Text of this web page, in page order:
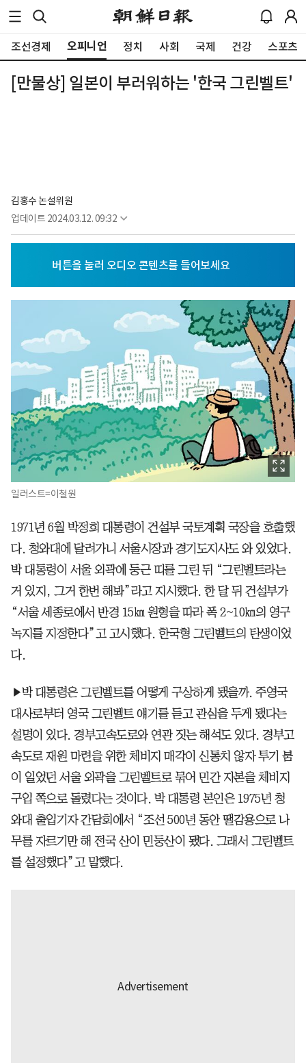
조선경제 오피니언 정치 사회 국제 건강 스포츠
[만물상] 일본이 부러워하는 '한국 그린벨트'
김홍수 논설위원
업데이트 2024.03.12. 09:32
일러스트=이철원
1971년 6월 박정희 대통령이 건설부 국토계획 국장을 호출했
다. 청와대에 달려가니 서울시장과 경기도지사도 와 있었다.
박 대통령이 서울 외곽에 둥근 띠를 그린 뒤 “그린벨트라는
거 있지, 그거 한번 해봐”라고 지시했다. 한 달 뒤 건설부가
“서울 세종로에서 반경 15㎞ 원형을 따라 폭 2~10㎞의 영구
녹지를 지정한다”고 고시했다. 한국형 그린벨트의 탄생이었
다.
▶박 대통령은 그린벨트를 어떻게 구상하게 됐을까. 주영국
대사로부터 영국 그린벨트 얘기를 듣고 관심을 두게 됐다는
설명이 있다. 경부고속도로와 연관 짓는 해석도 있다. 경부고
속도로 재원 마련을 위한 체비지 매각이 신통치 않자 투기 붐
이 일었던 서울 외곽을 그린벨트로 묶어 민간 자본을 체비지
구입 쪽으로 돌렸다는 것이다. 박 대통령 본인은 1975년 청
와대 출입기자 간담회에서 “조선 500년 동안 땔감용으로 나
무를 자르기만 해 전국 산이 민둥산이 됐다. 그래서 그린벨트
를 설정했다”고 말했다.